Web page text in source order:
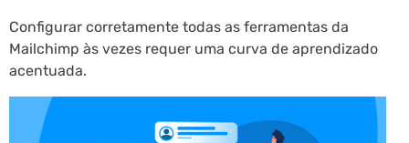
Configurar corretamente todas as ferramentas da
Mailchimp às vezes requer uma curva de aprendizado
acentuada.